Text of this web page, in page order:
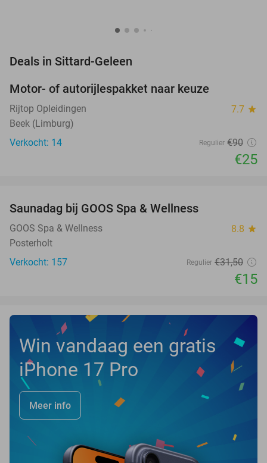
Deals in Sittard-Geleen
Motor- of autorijlespakket naar keuze
Rijtop Opleidingen 7.7 star
Beek (Limburg)
Verkocht: 14
Regulier €90
€25
TODAY
Saunadag bij GOOS Spa & Wellness
GOOS Spa & Wellness 8.8 star
Posterholt
Verkocht: 157
Regulier €31,50
€15
Win vandaag een gratis
iPhone 17 Pro
Meer info